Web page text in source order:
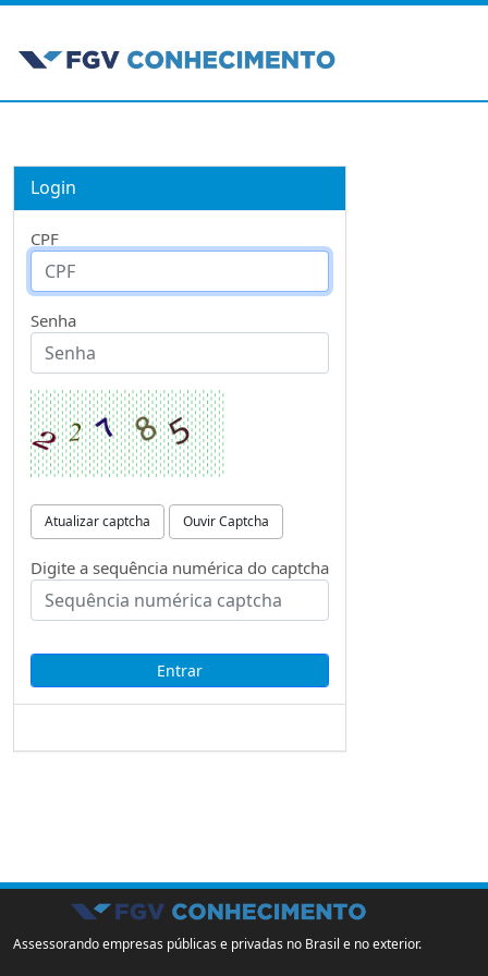
Login
CPF
Senha
Atualizar captcha Ouvir Captcha
Digite a sequência numérica do captcha
Assessorando empresas públicas e privadas no Brasil e no exterior.